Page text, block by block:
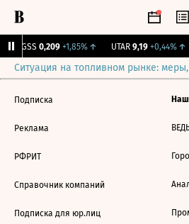
RGSS 0,209 +1,85%↑ UTAR 9,19 +0,44%↑
Ситуация на топливном рынке: меры,
Подписка
Реклама
РФРИТ
Справочник компаний
Подписка для юр.лиц